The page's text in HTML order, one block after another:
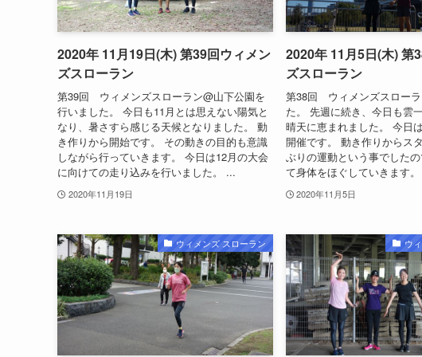
2020年 11月19日(木) 第39回ウィメン
ズスローラン
第39回 ウィメンズスローラン@山下公園を
行いました。 今日も11月とは思えない陽気と
なり、暑さすら感じる天候となりました。 動
き作りから開始です。 その動きの目的も意識
しながら行っていきます。 今日は12月の大会
に向けての走り込みを行いました。 ...
2020年11月19日
2020年 11月5日(木) 第
ズスローラン
第38回 ウィメンズスローラ
た。 先週に続き、今日も雲
晴天に恵まれました。 今日
開催です。 動き作りからス
ぶりの運動という事でした
て身体をほぐしていきます
2020年11月5日
ウィメンズ スローラン ウ